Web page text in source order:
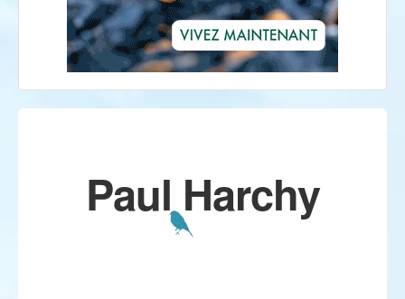
Paul Harchy